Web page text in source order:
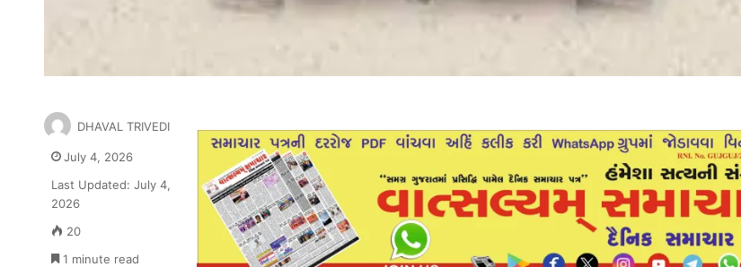
DHAVAL TRIVEDI
July 4, 2026
Last Updated: July 4,
2026
20
1 minute read